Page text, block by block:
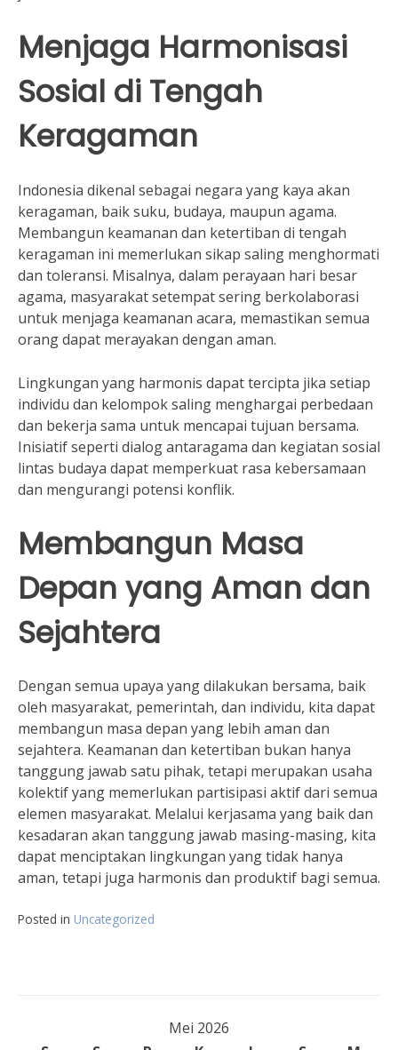
Menjaga Harmonisasi
Sosial di Tengah
Keragaman
Indonesia dikenal sebagai negara yang kaya akan
keragaman, baik suku, budaya, maupun agama.
Membangun keamanan dan ketertiban di tengah
keragaman ini memerlukan sikap saling menghormati
dan toleransi. Misalnya, dalam perayaan hari besar
agama, masyarakat setempat sering berkolaborasi
untuk menjaga keamanan acara, memastikan semua
orang dapat merayakan dengan aman.
Lingkungan yang harmonis dapat tercipta jika setiap
individu dan kelompok saling menghargai perbedaan
dan bekerja sama untuk mencapai tujuan bersama.
Inisiatif seperti dialog antaragama dan kegiatan sosial
lintas budaya dapat memperkuat rasa kebersamaan
dan mengurangi potensi konflik.
Membangun Masa
Depan yang Aman dan
Sejahtera
Dengan semua upaya yang dilakukan bersama, baik
oleh masyarakat, pemerintah, dan individu, kita dapat
membangun masa depan yang lebih aman dan
sejahtera. Keamanan dan ketertiban bukan hanya
tanggung jawab satu pihak, tetapi merupakan usaha
kolektif yang memerlukan partisipasi aktif dari semua
elemen masyarakat. Melalui kerjasama yang baik dan
kesadaran akan tanggung jawab masing-masing, kita
dapat menciptakan lingkungan yang tidak hanya
aman, tetapi juga harmonis dan produktif bagi semua.
Posted in Uncategorized
Mei 2026